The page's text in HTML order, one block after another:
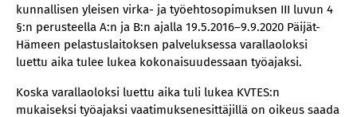
kunnallisen yleisen virka- ja työehtosopimuksen III luvun 4
§:n perusteella A:n ja B:n ajalla 19.5.2016–9.9.2020 Päijät-
Hämeen pelastuslaitoksen palveluksessa varallaoloksi
luettu aika tulee lukea kokonaisuudessaan työajaksi.
Koska varallaoloksi luettu aika tuli lukea KVTES:n
mukaiseksi työajaksi vaatimuksenesittäjillä on oikeus saada